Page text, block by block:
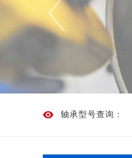
轴承型号查询：